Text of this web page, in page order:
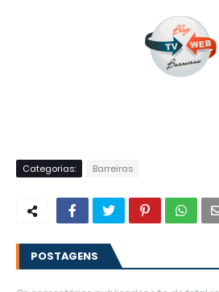
Categorias: Barreiras
POSTAGENS